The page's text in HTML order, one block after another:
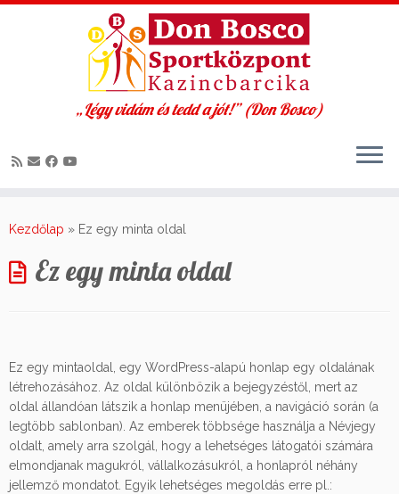
to
„Légy vidám és tedd a jót!” (Don Bosco)
Kezdőlap » Ez egy minta oldal
Ez egy minta oldal
Ez egy mintaoldal, egy WordPress-alapú honlap egy oldalának
létrehozásához. Az oldal különbözik a bejegyzéstől, mert az
oldal állandóan látszik a honlap menüjében, a navigáció során (a
legtöbb sablonban). Az emberek többsége használja a Névjegy
oldalt, amely arra szolgál, hogy a lehetséges látogatói számára
elmondjanak magukról, vállalkozásukról, a honlapról néhány
jellemző mondatot. Egyik lehetséges megoldás erre pl.: